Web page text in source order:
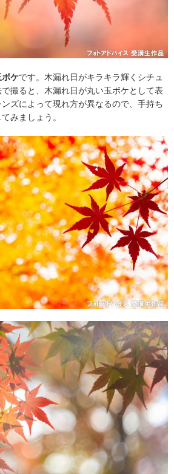
ボケです。木漏れ日がキラキラ輝くシチュ
撮ると、木漏れ日が丸い玉ボケとして表
ズによって現れ方が異なるので、手持ち
みましょう。